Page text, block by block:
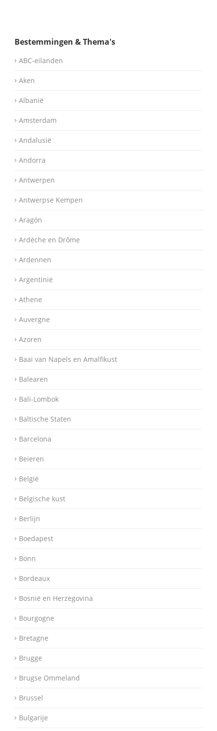
Bestemmingen & Thema's
ABC-eilanden
Aken
Albanië
Amsterdam
Andalusië
Andorra
Antwerpen
Antwerpse Kempen
Aragón
Ardèche en Drôme
Ardennen
Argentinië
Athene
Auvergne
Azoren
Baai van Napels en Amalfikust
Balearen
Bali-Lombok
Baltische Staten
Barcelona
Beieren
België
Belgische kust
Berlijn
Boedapest
Bonn
Bordeaux
Bosnië en Herzegovina
Bourgogne
Bretagne
Brugge
Brugse Ommeland
Brussel
Bulgarije